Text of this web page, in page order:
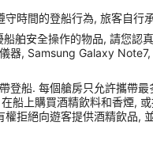
時間的登船行為, 旅客自行
舶安全操作的物品, 請您認
器, Samsung Galaxy
登船. 每個艙房只允許攜帶
船上購買酒精飲料和香煙,
拒絕向遊客提供酒精飲品,